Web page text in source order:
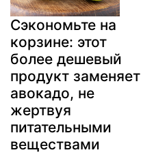
Сэкономьте на
корзине: этот
более дешевый
продукт заменяет
авокадо, не
жертвуя
питательными
веществами